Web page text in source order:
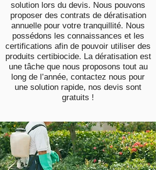
solution lors du devis. Nous pouvons
proposer des contrats de dératisation
annuelle pour votre tranquillité. Nous
possédons les connaissances et les
certifications afin de pouvoir utiliser des
produits certibiocide. La dératisation est
une tâche que nous proposons tout au
long de l’année, contactez nous pour
une solution rapide, nos devis sont
gratuits !